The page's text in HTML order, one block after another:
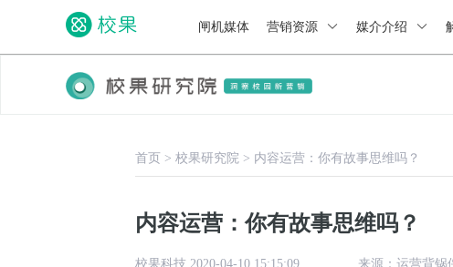
闸机媒体 营销资源 媒介介绍
首页 > 校果研究院 > 内容运营：你有故事思维吗？
内容运营：你有故事思维吗？
校果科技 2020-04-10 15:15:09 来源：运营背锅